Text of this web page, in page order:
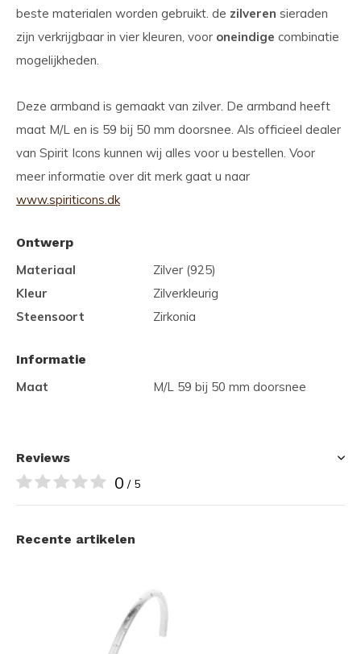
beste materialen worden gebruikt. de zilveren sieraden
zijn verkrijgbaar in vier kleuren, voor oneindige combinatie
mogelijkheden.
Deze armband is gemaakt van zilver. De armband heeft
maat M/L en is 59 bij 50 mm doorsnee. Als officieel dealer
van Spirit Icons kunnen wij alles voor u bestellen. Voor
meer informatie over dit merk gaat u naar
www.spiriticons.dk
Ontwerp
Materiaal
Zilver (925)
Kleur
Zilverkleurig
Steensoort
Zirkonia
Informatie
Maat
M/L 59 bij 50 mm doorsnee
Reviews
0 / 5
Recente artikelen